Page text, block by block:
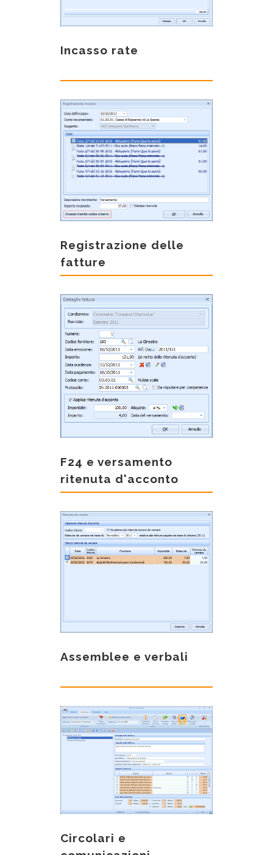
Incasso rate
Registrazione delle
fatture
F24 e versamento
ritenuta d'acconto
Assemblee e verbali
Circolari e